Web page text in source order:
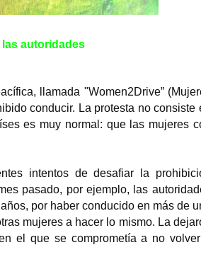
autoridades
llamada "Women2Drive”
conducir. La protesta no consiste
es muy normal: que las mujeres
intentos de desafiar la
pasado, por ejemplo, las
por haber conducido en más de
mujeres a hacer lo mismo. La
el que se comprometía a no
poeta y
: Татья́на Льво́вна
, 24 de enero [
Angelina Gatell
traductora,
doblaje
Angelina Gatell
de junio de 1926-
de 2017) fue una